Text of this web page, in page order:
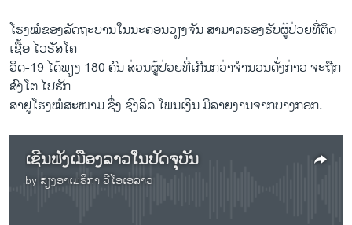
ສຽງ
ລາຍການກະຈາຍສຽງ
ລາຍງານ
ຕິດຕາມພວກເຮົາ ທີ່
ພາສາຕ່າງໆ
ໂຮງໝໍຂອງລັດຖະບານໃນນະຄອນວຽງຈັນ ສາມາດຮອງຮັບຜູ້ປ່ວຍທີ່ຕິດ
ເຊື້ອ ໄວຣັສໂຄ
ວິດ-19 ໄດ້ພຽງ 180 ຄົນ ສ່ວນຜູ້ປ່ວຍທີ່ເກີນກວ່າຈຳນວນດັ່ງກ່າວ ຈະຖືກ
ສົງໂຕ ໄປຮັກ
ສາຢູໂຮງໝໍສະໜາມ ຊຶ່ງ ຊົງລິດ ໂພນເງິນ ມີລາຍງານຈາກບາງກອກ.
ເຊີນຟັງເມືອງລາວໃນປັດຈຸບັນ
by ສຽງອາເມຣິກາ ວີໂອເອລາວ
No media source currently available